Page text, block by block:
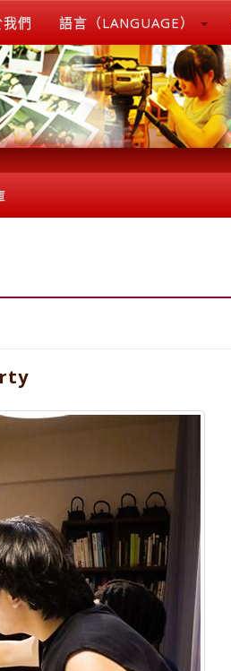
們 語言（LANGUAGE）